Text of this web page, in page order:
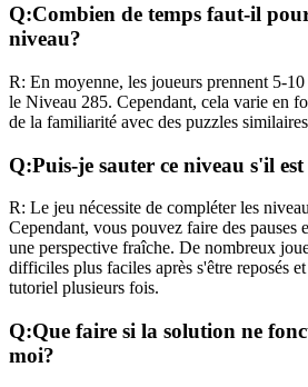
Q:Combien de temps faut-il
niveau?
R: En moyenne, les joueurs prennent 5-
le Niveau 285. Cependant, cela varie en
de la familiarité avec des puzzles
Q:Puis-je sauter ce niveau s'il
R: Le jeu nécessite de compléter les
Cependant, vous pouvez faire des pauses
une perspective fraîche. De nombreux
difficiles plus faciles après s'être reposés
tutoriel plusieurs fois.
Q:Que faire si la solution ne
moi?